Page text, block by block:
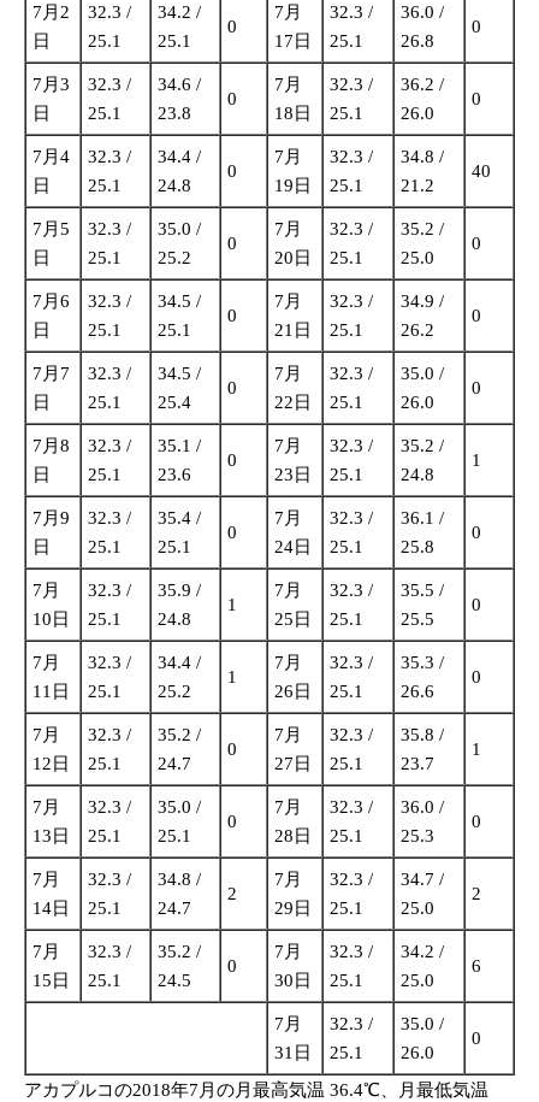
7月2
日
32.3 /
25.1
34.2 /
25.1
0
7月
17日
32.3 /
25.1
36.0 /
26.8
0
7月3
日
32.3 /
25.1
34.6 /
23.8
0
7月
18日
32.3 /
25.1
36.2 /
26.0
0
7月4
日
32.3 /
25.1
34.4 /
24.8
0
7月
19日
32.3 /
25.1
34.8 /
21.2
40
7月5
日
32.3 /
25.1
35.0 /
25.2
0
7月
20日
32.3 /
25.1
35.2 /
25.0
0
7月6
日
32.3 /
25.1
34.5 /
25.1
0
7月
21日
32.3 /
25.1
34.9 /
26.2
0
7月7
日
32.3 /
25.1
34.5 /
25.4
0
7月
22日
32.3 /
25.1
35.0 /
26.0
0
7月8
日
32.3 /
25.1
35.1 /
23.6
0
7月
23日
32.3 /
25.1
35.2 /
24.8
1
7月9
日
32.3 /
25.1
35.4 /
25.1
0
7月
24日
32.3 /
25.1
36.1 /
25.8
0
7月
10日
32.3 /
25.1
35.9 /
24.8
1
7月
25日
32.3 /
25.1
35.5 /
25.5
0
7月
11日
32.3 /
25.1
34.4 /
25.2
1
7月
26日
32.3 /
25.1
35.3 /
26.6
0
7月
12日
32.3 /
25.1
35.2 /
24.7
0
7月
27日
32.3 /
25.1
35.8 /
23.7
1
7月
13日
32.3 /
25.1
35.0 /
25.1
0
7月
28日
32.3 /
25.1
36.0 /
25.3
0
7月
14日
32.3 /
25.1
34.8 /
24.7
2
7月
29日
32.3 /
25.1
34.7 /
25.0
2
7月
15日
32.3 /
25.1
35.2 /
24.5
0
7月
30日
32.3 /
25.1
34.2 /
25.0
6
7月
31日
32.3 /
25.1
35.0 /
26.0
0
アカプルコの2018年7月の月最高気温 36.4℃、月最低気温